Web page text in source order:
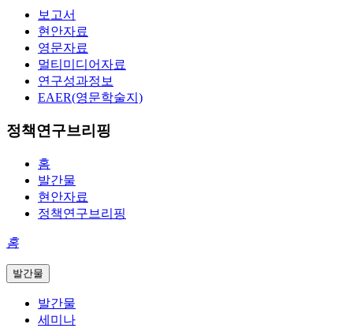
보고서
현안자료
영문자료
멀티미디어자료
연구성과정보
EAER(영문학술지)
정책연구브리핑
홈
발간물
현안자료
정책연구브리핑
홈
발간물
발간물
세미나